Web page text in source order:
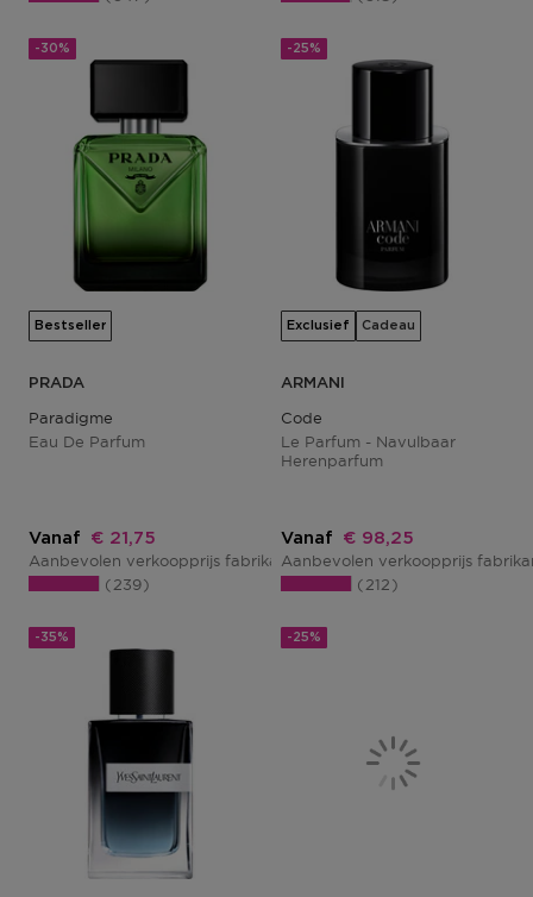
-30%
Bestseller
PRADA
Paradigme
Eau De Parfum
Vanaf Kortingsprijs
€ 21,75
Aanbevolen verkoopprijs fabrikant€ 29,00
239
-25%
Exclusief Cadeau
ARMANI
Code
Le Parfum - Navulbaar
Herenparfum
Vanaf Kortingsprijs
€ 98,25
Aanbevolen verkoopprijs
212
-35% -25%